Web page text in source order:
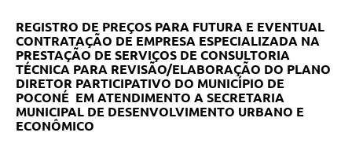
REGISTRO DE PREÇOS PARA FUTURA E EVENTUAL
CONTRATAÇÃO DE EMPRESA ESPECIALIZADA NA
PRESTAÇÃO DE SERVIÇOS DE CONSULTORIA
TÉCNICA PARA REVISÃO/ELABORAÇÃO DO PLANO
DIRETOR PARTICIPATIVO DO MUNICÍPIO DE
POCONÉ EM ATENDIMENTO A SECRETARIA
MUNICIPAL DE DESENVOLVIMENTO URBANO E
ECONÔMICO